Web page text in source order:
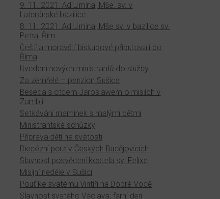
9. 11. 2021: Ad Limina, Mše. sv. v
Lateránské bazilice
8. 11. 2021: Ad Limina, Mše sv. v bazilice sv.
Petra, Řím
Čeští a moravští biskupové připutovali do
Říma
Uvedení nových ministrantů do služby
Za zemřelé – penzion Sušice
Beseda s otcem Jaroslawem o misiích v
Zambii
Setkávání maminek s malými dětmi
Ministrantské schůzky
Příprava dětí na svátosti
Diecézní pouť v Českých Budějovicích
Slavnost posvěcení kostela sv. Felixe
Misijní neděle v Sušici
Pouť ke svatému Vintíři na Dobré Vodě
Slavnost svatého Václava, farní den